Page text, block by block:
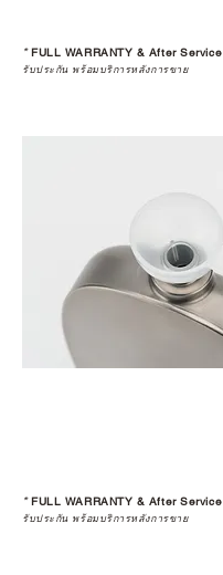
*FULL WARRANTY & After Service
รับประกัน พร้อมบริการหลังการขาย
*FULL WARRANTY & After Service
รับประกัน พร้อมบริการหลังการขาย